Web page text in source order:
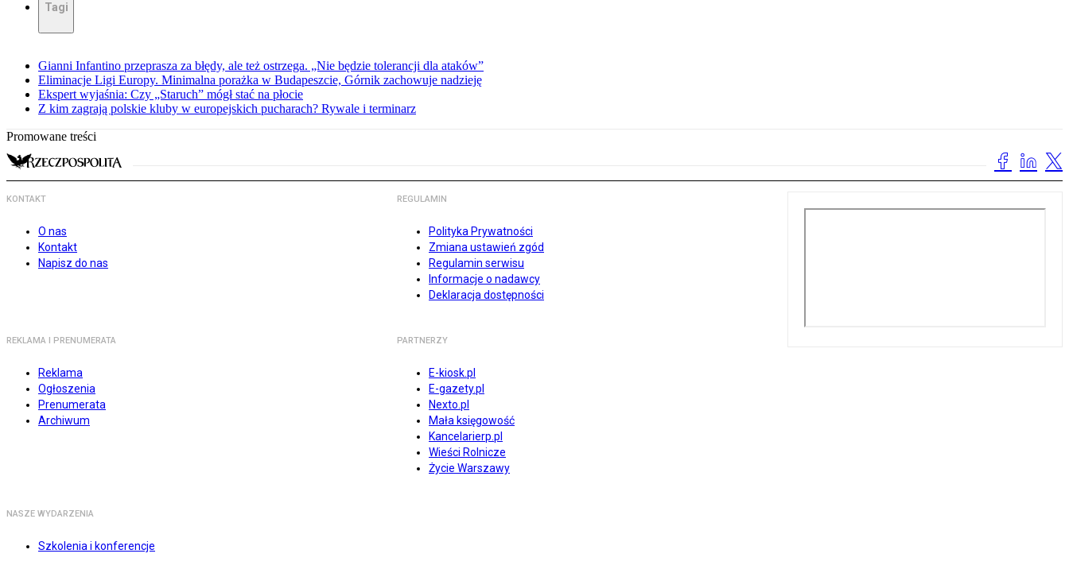
Tagi
Gianni Infantino przeprasza za błędy, ale też ostrzega. „Nie będzie tolerancji dla ataków”
Eliminacje Ligi Europy. Minimalna porażka w Budapeszcie, Górnik zachowuje nadzieję
Ekspert wyjaśnia: Czy „Staruch” mógł stać na płocie
Z kim zagrają polskie kluby w europejskich pucharach? Rywale i terminarz
Promowane treści
KONTAKT
O nas
Kontakt
Napisz do nas
REGULAMIN
Polityka Prywatności
Zmiana ustawień zgód
Regulamin serwisu
Informacje o nadawcy
Deklaracja dostępności
REKLAMA I PRENUMERATA
Reklama
Ogłoszenia
Prenumerata
Archiwum
PARTNERZY
E-kiosk.pl
E-gazety.pl
Nexto.pl
Mała księgowość
Kancelarierp.pl
Wieści Rolnicze
Życie Warszawy
NASZE WYDARZENIA
Szkolenia i konferencje